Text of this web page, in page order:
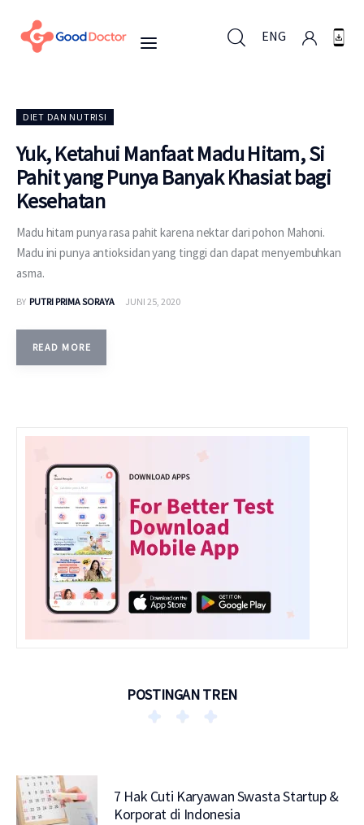
ENG
Untuk Bisnis
Mengapa Good Doctor
Berita
Layanan
DIET DAN NUTRISI
Yuk, Ketahui Manfaat Madu Hitam, Si
Pahit yang Punya Banyak Khasiat bagi
Kesehatan
Madu hitam punya rasa pahit karena nektar dari pohon Mahoni.
Madu ini punya antioksidan yang tinggi dan dapat menyembuhkan
asma.
BY PUTRI PRIMA SORAYA JUNI 25, 2020
READ MORE
POSTINGAN TREN
7 Hak Cuti Karyawan Swasta Startup &
Korporat di Indonesia